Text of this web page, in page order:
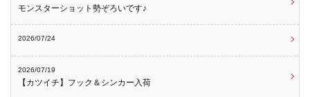
モンスターショット勢ぞろいです♪
2026/07/24
2026/07/19
【カツイチ】フック＆シンカー入荷